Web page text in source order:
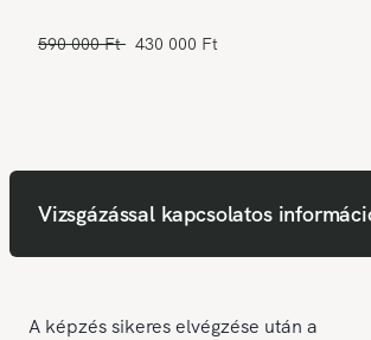
590 000 Ft 430 000 Ft
Vizsgázással kapcsolatos
A képzés sikeres elvégzése után a